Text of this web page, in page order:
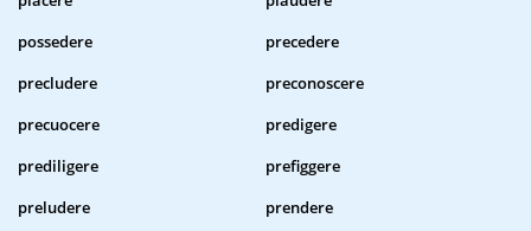
possedere
precedere
precludere
preconoscere
precuocere
predigere
prediligere
prefiggere
preludere
prendere